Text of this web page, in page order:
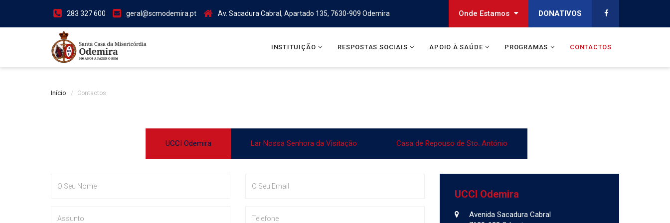
283 327 600 geral@scmodemira.pt Av. Sacadura Cabral, Apartado 135, 7630-909 Odemira Onde Estamos DONATIVOS
INSTITUIÇÃO RESPOSTAS SOCIAIS APOIO À SAÚDE PROGRAMAS CONTACTOS
Início Contactos
UCCI Odemira Lar Nossa Senhora da Visitação Casa de Repouso de Sto. António
UCCI Odemira
Avenida Sacadura Cabral